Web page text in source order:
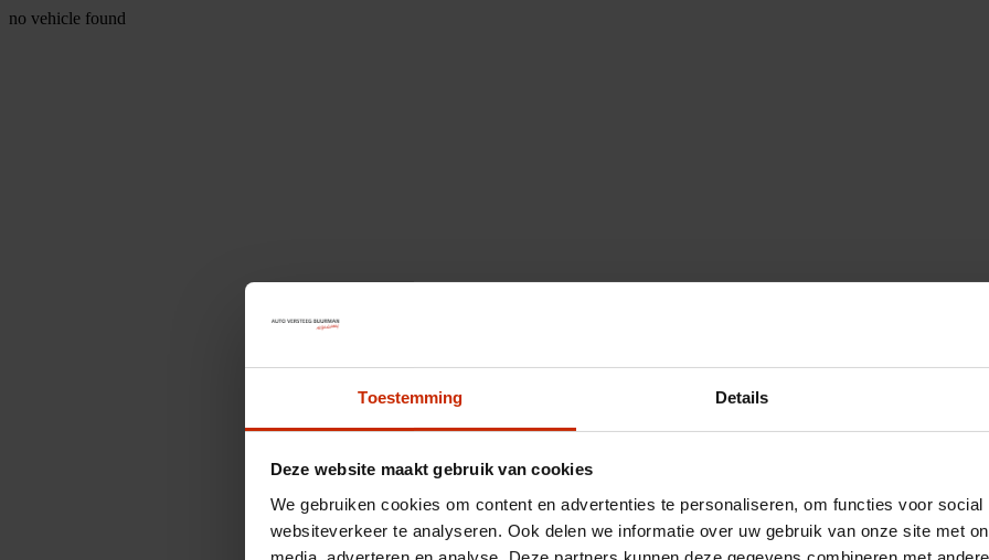
Toestemming Details
Deze website maakt gebruik van cookies
We gebruiken cookies om content en advertenties te personaliseren, om functies voor
websiteverkeer te analyseren. Ook delen we informatie over uw gebruik van onze site met
no vehicle found